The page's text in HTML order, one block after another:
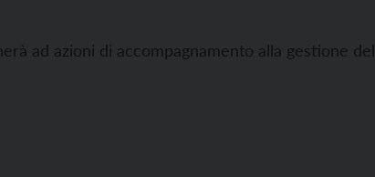
ad azioni di accompagnamento alla gestione del